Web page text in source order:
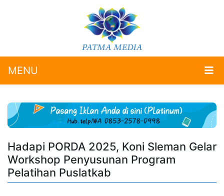
MENU
Hadapi PORDA 2025, Koni Sleman Gelar
Workshop Penyusunan Program
Pelatihan Puslatkab